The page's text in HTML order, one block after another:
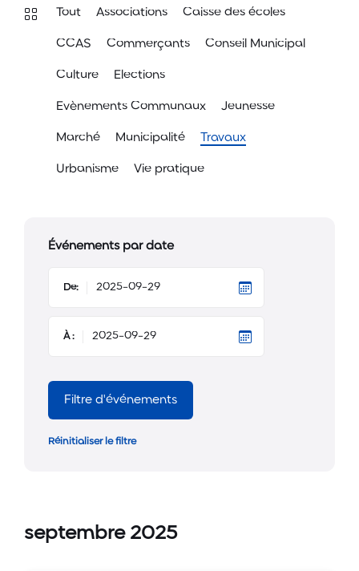
Tout Associations Caisse des écoles
CCAS Commerçants Conseil Municipal
Culture Elections
Evènements Communaux Jeunesse
Marché Municipalité Travaux
Urbanisme Vie pratique
Événements par date
De:
À :
Filtre d'événements
Réinitialiser le filtre
septembre 2025